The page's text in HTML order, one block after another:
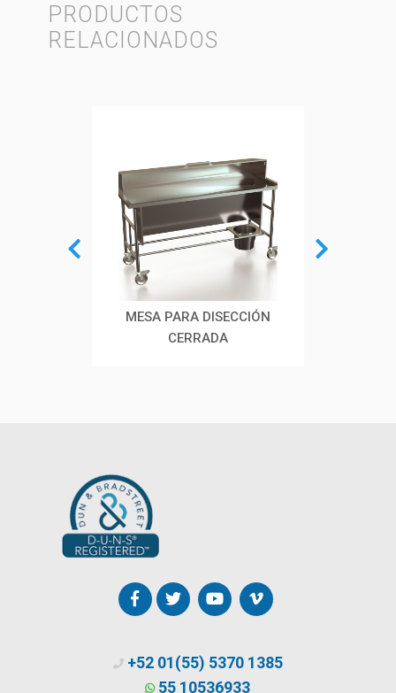
PRODUCTOS
RELACIONADOS
MESA PARA DISECCIÓN
CERRADA
+52 01(55) 5370 1385
55 10536933